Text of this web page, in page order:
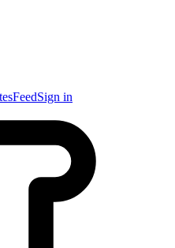
FeedSign in